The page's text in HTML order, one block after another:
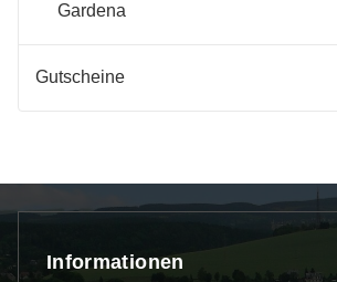
Gardena
Gutscheine
Informationen